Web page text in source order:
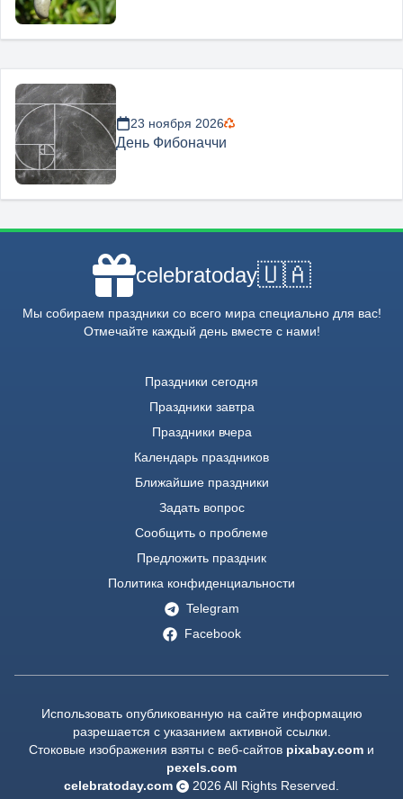
23 ноября 2026
День Фибоначчи
celebratoday🇺🇦
Мы собираем праздники со всего мира специально для вас!
Отмечайте каждый день вместе с нами!
Праздники сегодня
Праздники завтра
Праздники вчера
Календарь праздников
Ближайшие праздники
Задать вопрос
Сообщить о проблеме
Предложить праздник
Политика конфиденциальности
Telegram
Facebook
Использовать опубликованную на сайте информацию
разрешается с указанием активной ссылки.
Стоковые изображения взяты с веб-сайтов pixabay.com и
pexels.com
celebratoday.com
2026 All Rights Reserved.